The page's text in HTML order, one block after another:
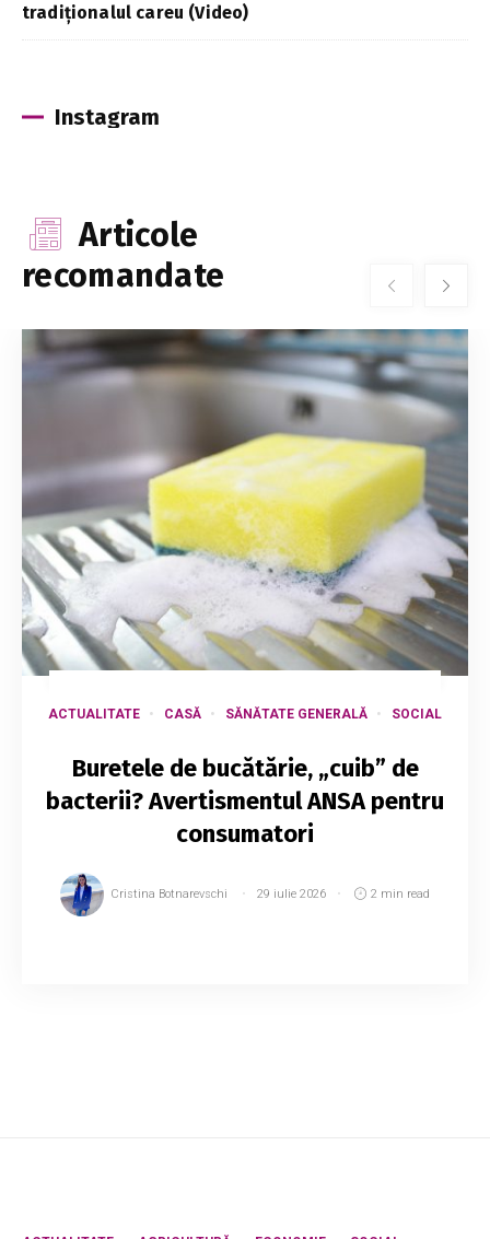
tradiționalul careu (Video)
Instagram
Articole
recomandate
ACTUALITATE CASĂ SĂNĂTATE GENERALĂ SOCIAL
Buretele de bucătărie, „cuib” de
bacterii? Avertismentul ANSA pentru
consumatori
Cristina Botnarevschi 29 iulie 2026 2 min read